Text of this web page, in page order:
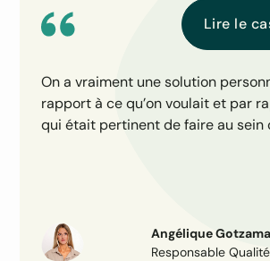
Lire le
On a vraiment une solution
rapport à ce qu’on voulait et par
qui était pertinent de faire au sein
Angélique
Responsable